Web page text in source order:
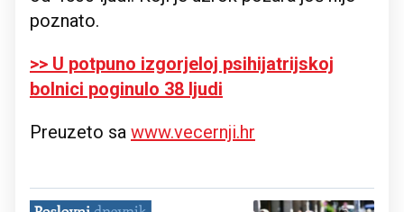
poznato.
>> U potpuno izgorjeloj psihijatrijskoj
bolnici poginulo 38 ljudi
Preuzeto sa www.vecernji.hr